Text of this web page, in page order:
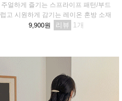
주얼하게 즐기는 스프라이프 패턴/부드
럽고 시원하게 감기는 레이온 혼방 소재
9,900원
리뷰 1